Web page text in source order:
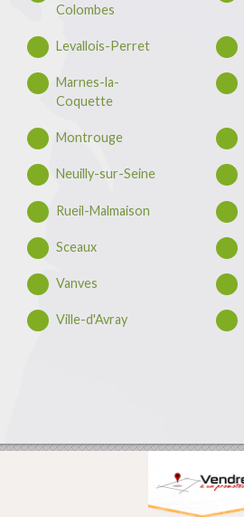
Colombes
Levallois-Perret
Marnes-la-
Coquette
Montrouge
Neuilly-sur-Seine
Rueil-Malmaison
Sceaux
Vanves
Ville-d'Avray